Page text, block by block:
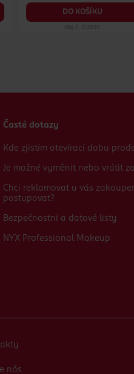
DO KOŠÍKU
Obj. č.: 512039
Časté dotazy
Kde zjistím otevírací dobu
Je možné vyměnit nebo vrátit
Chci reklamovat u vás
postupovat?
Bezpečnostní a datové listy
NYX Professional Makeup
nás